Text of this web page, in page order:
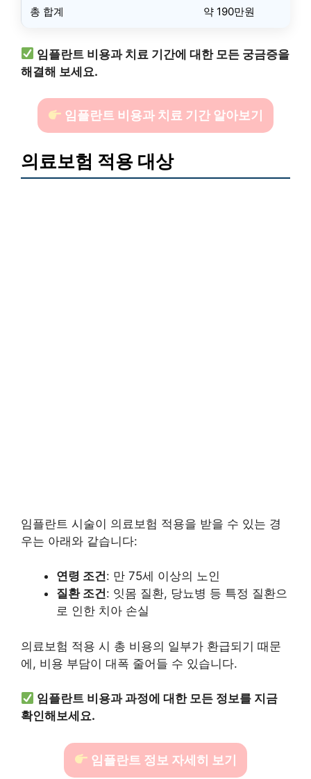
총 합계 약 190만원
임플란트 비용과 치료 기간에 대한 모든 궁금증을
해결해 보세요.
임플란트 비용과 치료 기간 알아보기
의료보험 적용 대상
임플란트 시술이 의료보험 적용을 받을 수 있는 경
우는 아래와 같습니다:
연령 조건: 만 75세 이상의 노인
질환 조건: 잇몸 질환, 당뇨병 등 특정 질환으
로 인한 치아 손실
의료보험 적용 시 총 비용의 일부가 환급되기 때문
에, 비용 부담이 대폭 줄어들 수 있습니다.
임플란트 비용과 과정에 대한 모든 정보를 지금
확인해보세요.
임플란트 정보 자세히 보기